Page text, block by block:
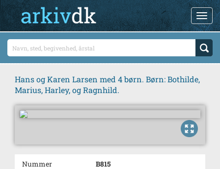
Hans og Karen Larsen med 4 børn. Børn: Bothilde,
Marius, Harley, og Ragnhild.
Nummer
B815